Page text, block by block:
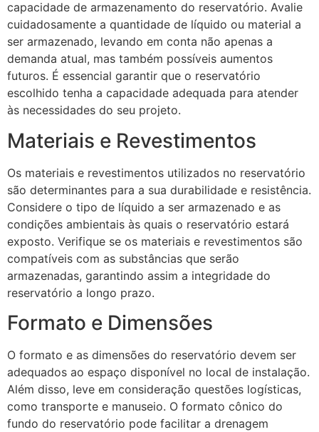
capacidade de armazenamento do reservatório. Avalie
cuidadosamente a quantidade de líquido ou material a
ser armazenado, levando em conta não apenas a
demanda atual, mas também possíveis aumentos
futuros. É essencial garantir que o reservatório
escolhido tenha a capacidade adequada para atender
às necessidades do seu projeto.
Materiais e Revestimentos
Os materiais e revestimentos utilizados no reservatório
são determinantes para a sua durabilidade e resistência.
Considere o tipo de líquido a ser armazenado e as
condições ambientais às quais o reservatório estará
exposto. Verifique se os materiais e revestimentos são
compatíveis com as substâncias que serão
armazenadas, garantindo assim a integridade do
reservatório a longo prazo.
Formato e Dimensões
O formato e as dimensões do reservatório devem ser
adequados ao espaço disponível no local de instalação.
Além disso, leve em consideração questões logísticas,
como transporte e manuseio. O formato cônico do
fundo do reservatório pode facilitar a drenagem